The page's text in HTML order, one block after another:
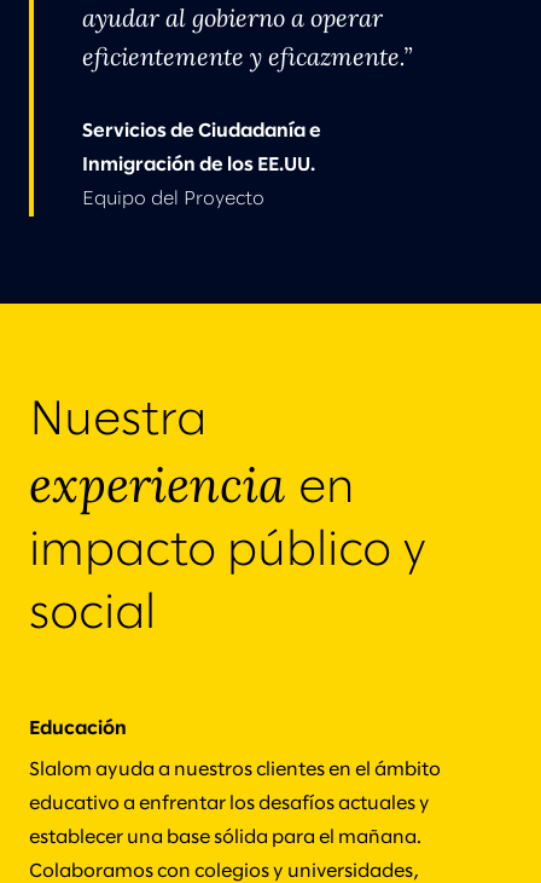
ayudar al gobierno a operar
eficientemente y eficazmente.
Servicios de Ciudadanía e
Inmigración de los EE.UU.
Equipo del Proyecto
Nuestra
experiencia en
impacto público y
social
Educación
Slalom ayuda a nuestros clientes en el ámbito
educativo a enfrentar los desafíos actuales y
establecer una base sólida para el mañana.
Colaboramos con colegios y universidades,